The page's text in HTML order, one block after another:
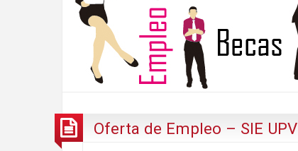
Oferta de Empleo – SIE UPV